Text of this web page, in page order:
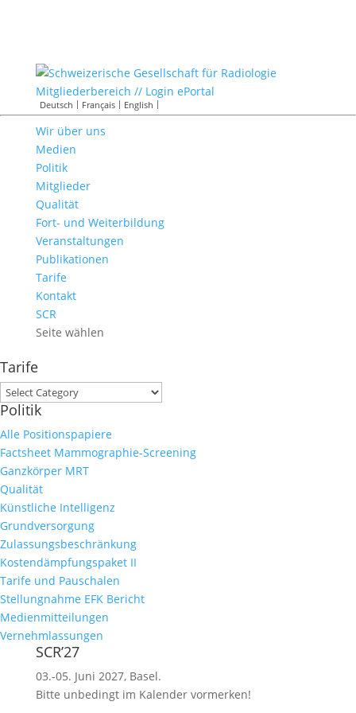
Mitgliederbereich // Login ePortal
Deutsch Français English
Wir über uns
Medien
Politik
Mitglieder
Qualität
Fort- und Weiterbildung
Veranstaltungen
Publikationen
Tarife
Kontakt
SCR
Seite wählen
Tarife
Tarife
Politik
Alle Positionspapiere
Factsheet Mammographie-Screening
Ganzkörper MRT
Qualität
Künstliche Intelligenz
Grundversorgung
Zulassungsbeschränkung
Kostendämpfungspaket II
Tarife und Pauschalen
Stellungnahme EFK Bericht
Medienmitteilungen
Vernehmlassungen
SCR’27
03.-05. Juni 2027, Basel.
Bitte unbedingt im Kalender vormerken!